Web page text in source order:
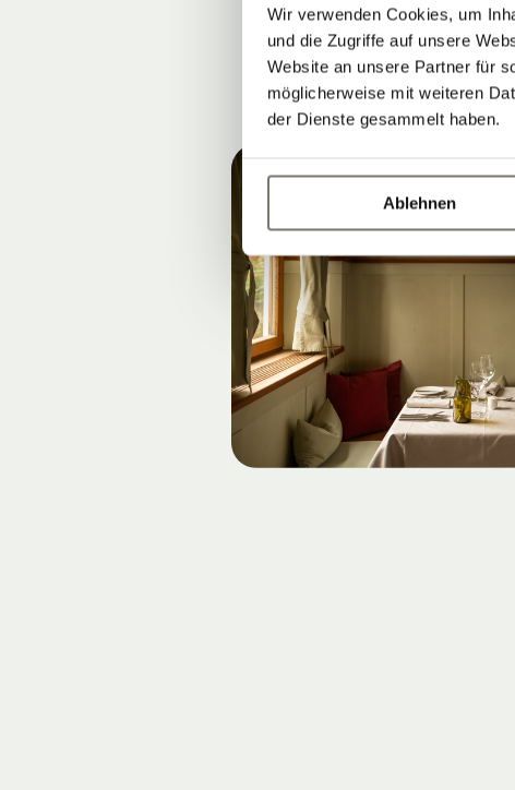
Wir verwenden Cookies, um
und die Zugriffe auf unsere
Website an unsere Partner für
möglicherweise mit weiteren
der Dienste gesammelt haben.
Ablehnen
UNSERE